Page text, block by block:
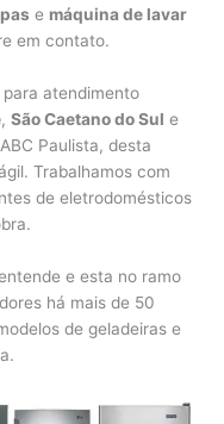
e máquina de lavar
em contato.
atendimento
,São Caetano do Sul e
Paulista, desta
Trabalhamos com
de eletrodomésticos
e esta no ramo
há mais de 50
de geladeiras e